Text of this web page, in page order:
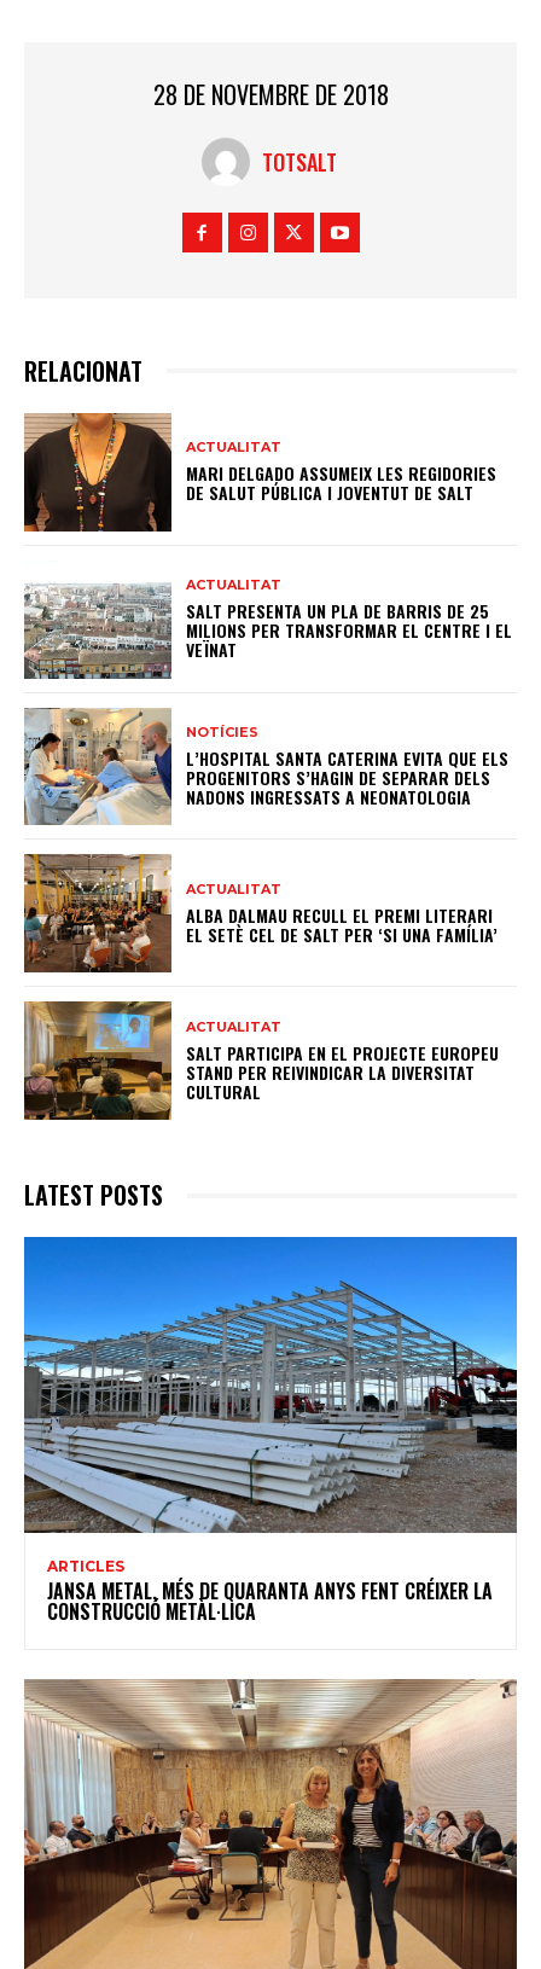
28 DE NOVEMBRE DE 2018
TOTSALT
RELACIONAT
ACTUALITAT
MARI DELGADO ASSUMEIX LES REGIDORIES
DE SALUT PÚBLICA I JOVENTUT DE SALT
ACTUALITAT
SALT PRESENTA UN PLA DE BARRIS DE 25
MILIONS PER TRANSFORMAR EL CENTRE I EL
VEÏNAT
NOTÍCIES
L’HOSPITAL SANTA CATERINA EVITA QUE ELS
PROGENITORS S’HAGIN DE SEPARAR DELS
NADONS INGRESSATS A NEONATOLOGIA
ACTUALITAT
ALBA DALMAU RECULL EL PREMI LITERARI
EL SETÈ CEL DE SALT PER ‘SI UNA FAMÍLIA’
ACTUALITAT
SALT PARTICIPA EN EL PROJECTE EUROPEU
STAND PER REIVINDICAR LA DIVERSITAT
CULTURAL
LATEST POSTS
ARTICLES
JANSA METAL, MÉS DE QUARANTA ANYS FENT CRÉIXER LA
CONSTRUCCIÓ METÀL·LICA